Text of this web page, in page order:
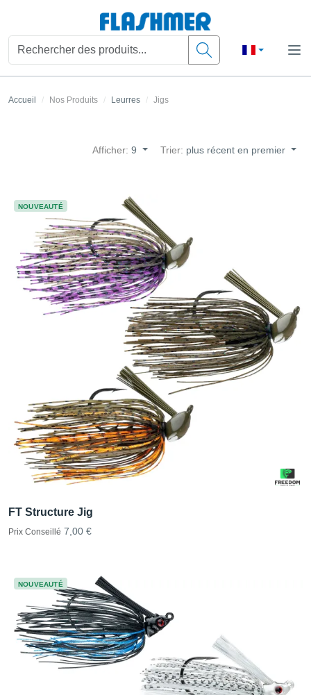
Accueil Nos Produits Leurres Jigs
Afficher:9 Trier: plus récent en premier
NOUVEAUTÉ
FT Structure Jig
Prix Conseillé 7,00 €
NOUVEAUTÉ